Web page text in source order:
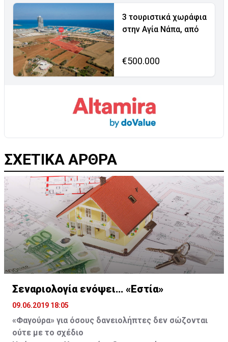
3 τουριστικά χωράφια
στην Αγία Νάπα, από
€500.000
ΣΧΕΤΙΚΑ ΑΡΘΡΑ
Σεναριολογία ενόψει… «Εστία»
09.06.2019 18:05
«Φαγούρα» για όσους δανειολήπτες δεν σώζονται
ούτε με το σχέδιο